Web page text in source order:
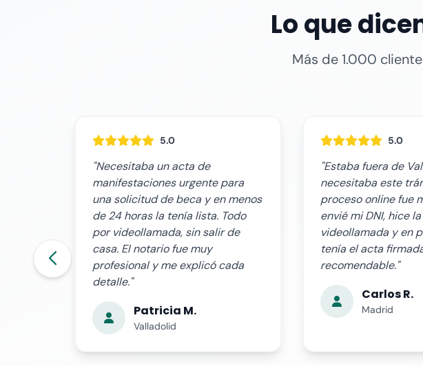
Lo que
Más de 1.000
5.0
"Estaba fuera de Valladolid y
necesitaba este trámite. El
proceso online fue muy sencillo:
envié mi DNI, hice la
videollamada y en pocas horas
tenía el acta firmada. Totalmente
recomendable."
Madrid
5.0
"Me ahorraron
esperas
me atendió
videoconferencia y
mis dudas. El acta
validez legal, la
problemas."
Ana V.
Profesora